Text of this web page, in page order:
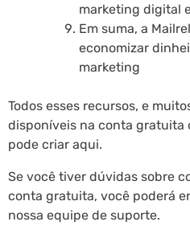
marketing digital
Em suma, a
economizar
marketing
Todos esses recursos, e
disponíveis na conta gratuita
pode criar aqui.
Se você tiver dúvidas sobre
conta gratuita, você poderá
nossa equipe de suporte.